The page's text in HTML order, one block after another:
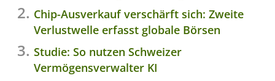
Chip-Ausverkauf verschärft sich: Zweite
Verlustwelle erfasst globale Börsen
Studie: So nutzen Schweizer
Vermögensverwalter KI